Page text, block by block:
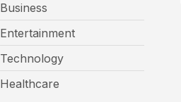
Business
Entertainment
Technology
Healthcare